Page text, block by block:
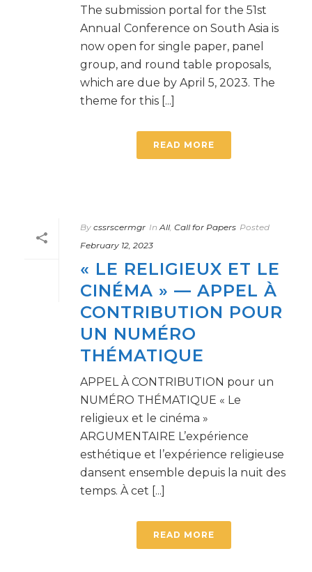
The submission portal for the 51st
Annual Conference on South Asia is
now open for single paper, panel
group, and round table proposals,
which are due by April 5, 2023. The
theme for this [...]
READ MORE
By cssrscermgr In All, Call for Papers Posted
February 12, 2023
« LE RELIGIEUX ET LE
CINÉMA » — APPEL À
CONTRIBUTION POUR
UN NUMÉRO
THÉMATIQUE
APPEL À CONTRIBUTION pour un
NUMÉRO THÉMATIQUE « Le
religieux et le cinéma »
ARGUMENTAIRE L’expérience
esthétique et l’expérience religieuse
dansent ensemble depuis la nuit des
temps. À cet [...]
READ MORE